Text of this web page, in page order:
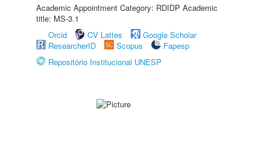
Academic Appointment Category: RDIDP Academic
title: MS-3.1
Orcid
CV Lattes
Google Scholar
ResearcherID
Scopus
Fapesp
Repositório Institucional UNESP